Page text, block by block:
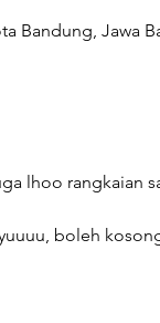
Bandung, Jawa
lhoo rangkaian
boleh